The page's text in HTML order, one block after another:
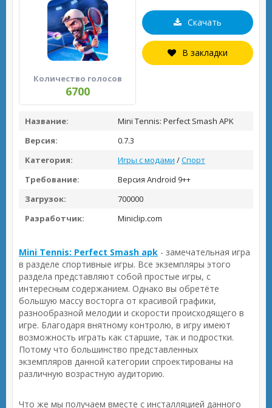
Количество голосов
6700
Скачать
В закладки
Название:
Mini Tennis: Perfect Smash APK
Версия:
0.7.3
Категория:
Игры с модами /Спорт
Требование:
Версия Android 9++
Загрузок:
700000
Разработчик:
Miniclip.com
Mini Tennis: Perfect Smash apk - замечательная игра
в разделе спортивные игры. Все экземпляры этого
раздела представляют собой простые игры, с
интересным содержанием. Однако вы обретёте
большую массу восторга от красивой графики,
разнообразной мелодии и скорости происходящего в
игре. Благодаря внятному контролю, в игру имеют
возможность играть как старшие, так и подростки.
Потому что большинство представленных
экземпляров данной категории спроектированы на
различную возрастную аудиторию.
Что же мы получаем вместе с инсталляцией данного